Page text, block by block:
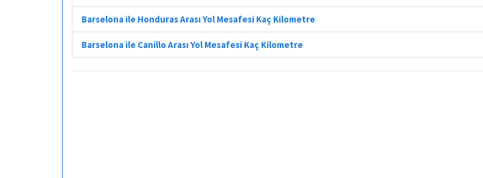
Barselona ile Honduras Arası Yol Mesafesi Kaç Kilometre
Barselona ile Canillo Arası Yol Mesafesi Kaç Kilometre